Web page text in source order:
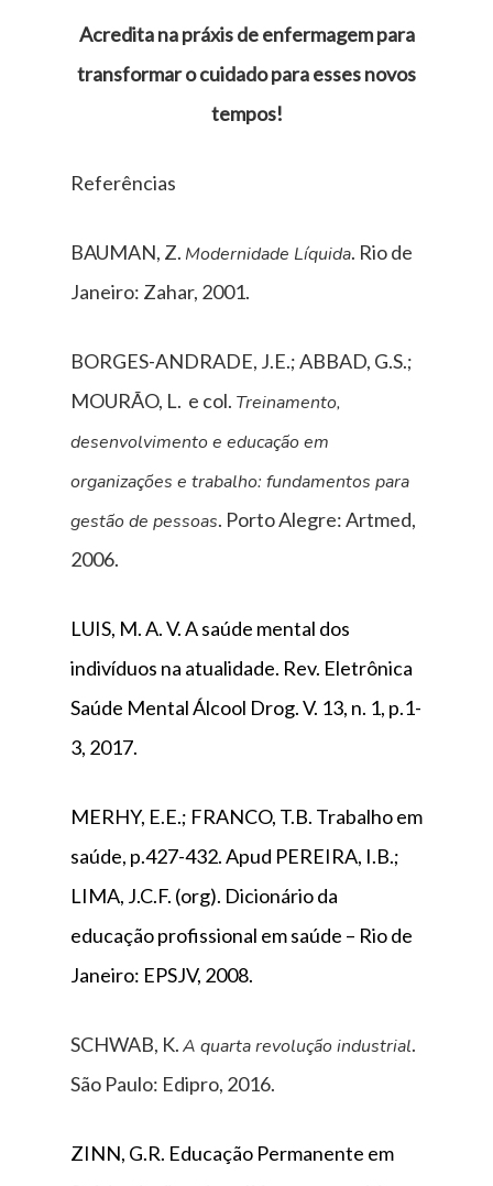
Acredita na práxis de enfermagem para
transformar o cuidado para esses novos
tempos!
Referências
BAUMAN, Z. Modernidade Líquida. Rio de
Janeiro: Zahar, 2001.
BORGES-ANDRADE, J.E.; ABBAD, G.S.;
MOURÃO, L. e col. Treinamento,
desenvolvimento e educação em
organizações e trabalho: fundamentos para
gestão de pessoas. Porto Alegre: Artmed,
2006.
LUIS, M. A. V. A saúde mental dos
indivíduos na atualidade. Rev. Eletrônica
Saúde Mental Álcool Drog. V. 13, n. 1, p.1-
3, 2017.
MERHY, E.E.; FRANCO, T.B. Trabalho em
saúde, p.427-432. Apud PEREIRA, I.B.;
LIMA, J.C.F. (org). Dicionário da
educação profissional em saúde – Rio de
Janeiro: EPSJV, 2008.
SCHWAB, K.A quarta revolução industrial.
São Paulo: Edipro, 2016.
ZINN, G.R. Educação Permanente em